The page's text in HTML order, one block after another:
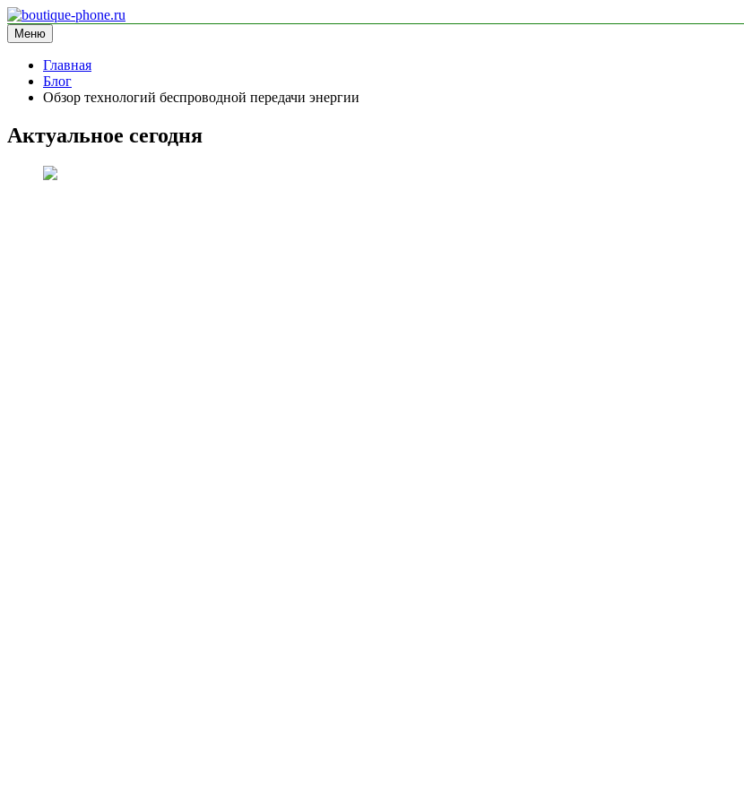
Перейти
к
содержимому
boutique-phone.ru
информационный сайт
Меню
Главная
Блог
Обзор технологий беспроводной передачи энергии
Актуальное сегодня